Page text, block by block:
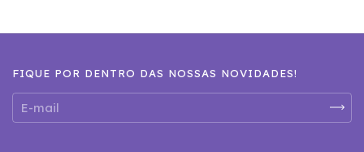
FIQUE POR DENTRO DAS NOSSAS NOVIDADES!